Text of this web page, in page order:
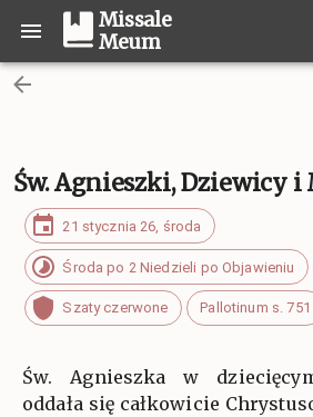
Missale
Meum
Św. Agnieszki, Dziewicy
21 stycznia 26, środa
Środa po 2 Niedzieli po Objawieniu
Szaty czerwone Pallotinum s. 751
Św. Agnieszka w
oddała się całkowicie